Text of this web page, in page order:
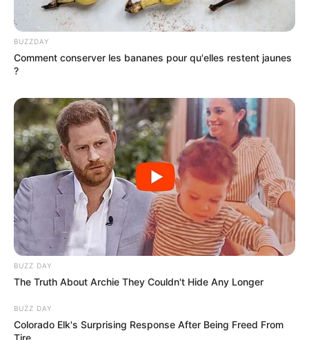
BUZZDAY
Comment conserver les bananes pour qu'elles restent jaunes
?
BUZZ DAY
The Truth About Archie They Couldn't Hide Any Longer
BUZZ DAY
Colorado Elk's Surprising Response After Being Freed From